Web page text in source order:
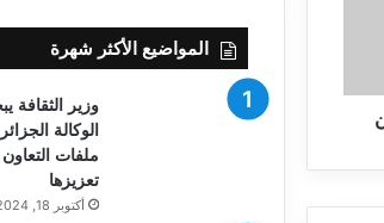
المواضيع الأكثر شهرة
وزير الثقافة
الوكالة
ملفات
تعزيزها
أكتوبر 18, 2024